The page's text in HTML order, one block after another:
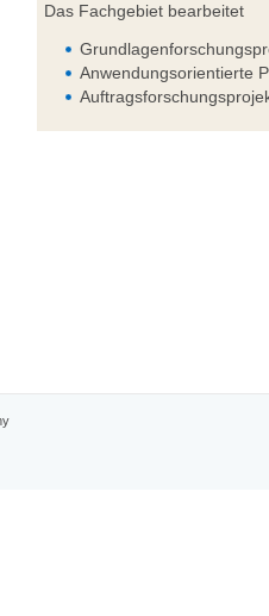
Das Fachgebiet bearbeitet
Anwendungsorientierte